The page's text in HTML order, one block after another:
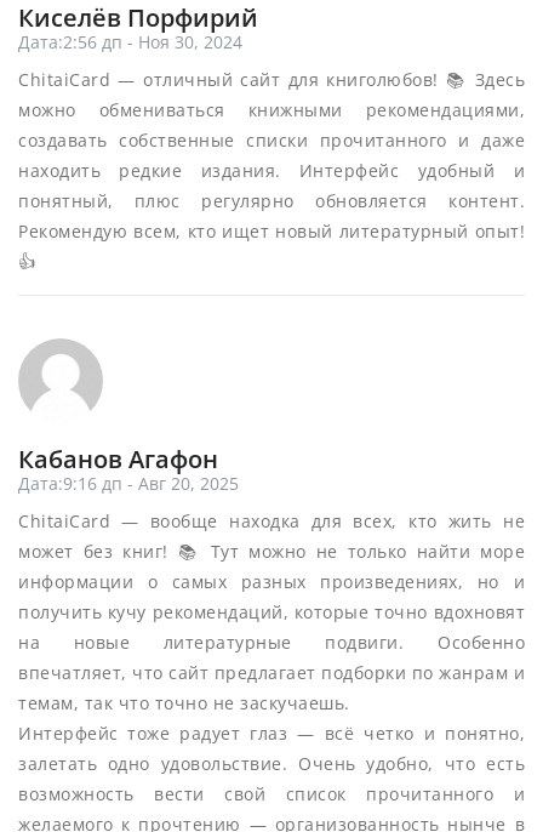
Киселёв Порфирий
Дата:2:56 дп - Ноя 30, 2024
ChitaiCard — отличный сайт для книголюбов! 📚 Здесь
можно обмениваться книжными рекомендациями,
создавать собственные списки прочитанного и даже
находить редкие издания. Интерфейс удобный и
понятный, плюс регулярно обновляется контент.
Рекомендую всем, кто ищет новый литературный опыт!
👍
Кабанов Агафон
Дата:9:16 дп - Авг 20, 2025
ChitaiCard — вообще находка для всех, кто жить не
может без книг! 📚 Тут можно не только найти море
информации о самых разных произведениях, но и
получить кучу рекомендаций, которые точно вдохновят
на новые литературные подвиги. Особенно
впечатляет, что сайт предлагает подборки по жанрам и
темам, так что точно не заскучаешь.
Интерфейс тоже радует глаз — всё четко и понятно,
залетать одно удовольствие. Очень удобно, что есть
возможность вести свой список прочитанного и
желаемого к прочтению — организованность нынче в